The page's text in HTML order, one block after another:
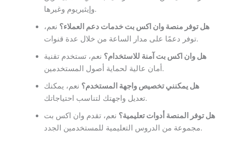
وإيثيريوم وغيرها.
هل توفر منصة وان اكس بت خدمات دعم العملاء؟ نعم،
توفر دعمًا على مدار الساعة من خلال عدة قنوات.
هل وان اكس بت آمنة للاستخدام؟ نعم، تستخدم تقنية
أمان عالية لحماية أصول المستخدمين.
هل يمكنني تخصيص واجهة المستخدم؟ نعم، يمكنك
تعديل واجهتك لتناسب احتياجاتك.
هل توفر المنصة أدوات تعليمية؟ نعم، تقدم وان اكس بت
مجموعة من الدروس التعليمية للمستخدمين الجدد.